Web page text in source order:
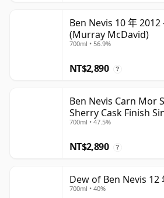
Ben Nevis 10 年
(Murray McDavid)
700ml • 56.9%
NT$2,890 ?
Ben Nevis Carn Mor
Sherry Cask Finish
700ml • 47.5%
NT$2,890 ?
Dew of Ben Nevis 12
700ml • 40%